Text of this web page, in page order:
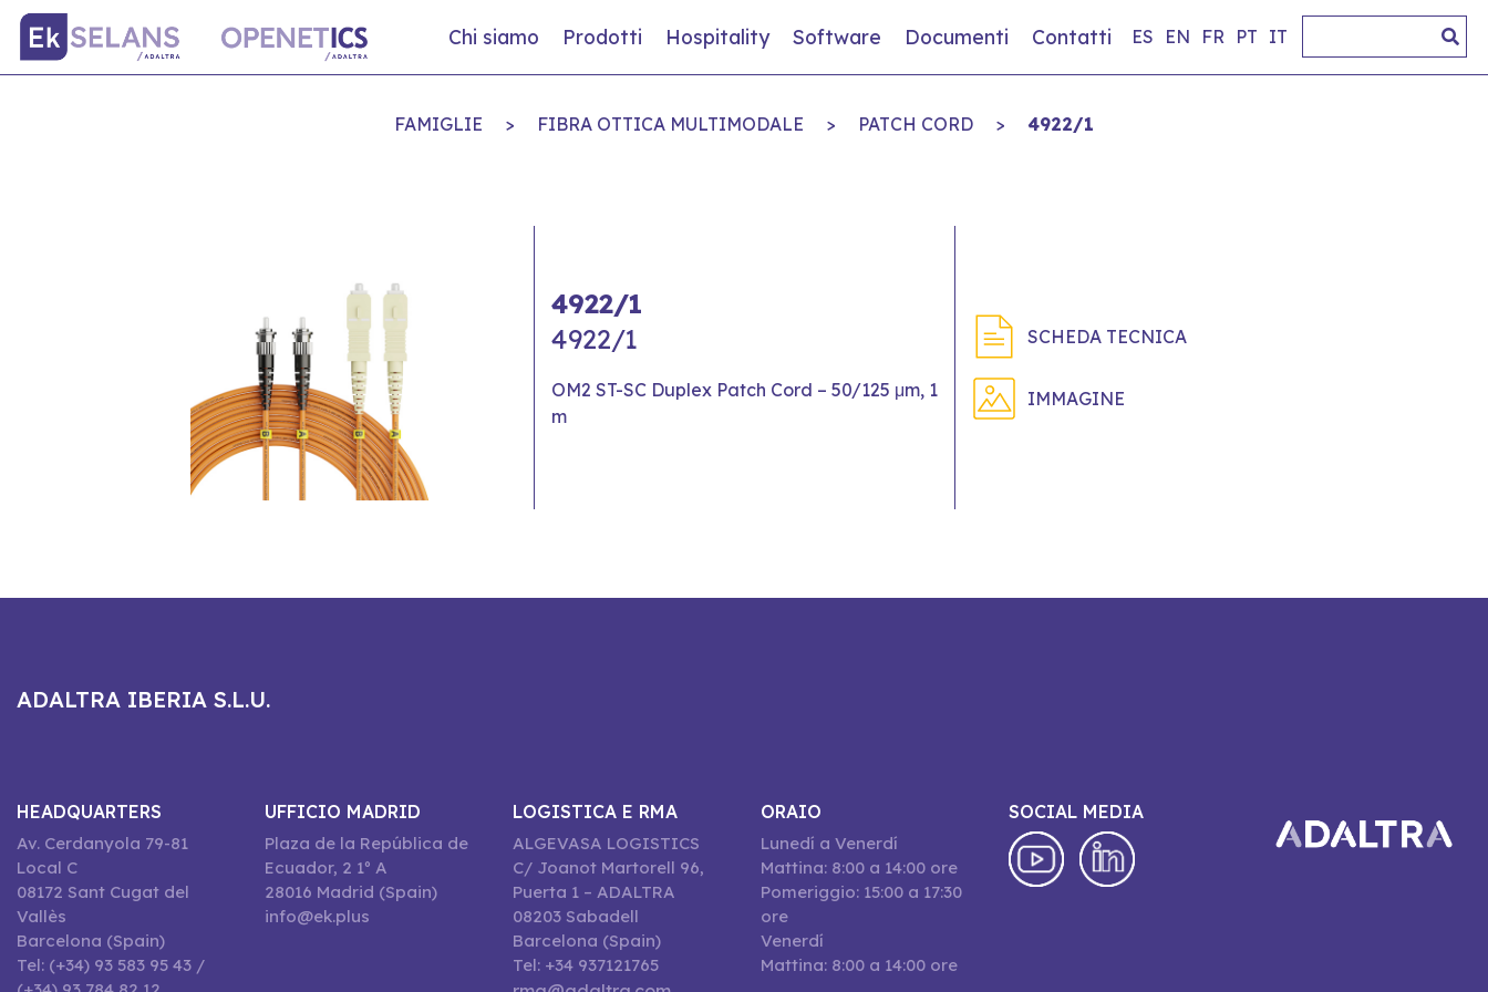
Chi siamo Prodotti Hospitality Software Documenti Contatti ES EN FR PT IT
FAMIGLIE > FIBRA OTTICA MULTIMODALE > PATCH CORD > 4922/1
4922/1
4922/1
OM2 ST-SC Duplex Patch Cord – 50/125 μm, 1
m
SCHEDA TECNICA
IMMAGINE
ADALTRA IBERIA S.L.U.
HEADQUARTERS
Av. Cerdanyola 79-81
Local C
08172 Sant Cugat del
Vallès
Barcelona (Spain)
Tel: (+34) 93 583 95 43 /
UFFICIO MADRID
Plaza de la República de
Ecuador, 2 1º A
28016 Madrid (Spain)
info@ek.plus
LOGISTICA E RMA
ALGEVASA LOGISTICS
C/ Joanot Martorell 96,
Puerta 1 – ADALTRA
08203 Sabadell
Barcelona (Spain)
Tel: +34 937121765
ORAIO
Lunedí a Venerdí
Mattina: 8:00 a 14:00 ore
Pomeriggio: 15:00 a 17:30
ore
Venerdí
Mattina: 8:00 a 14:00 ore
SOCIAL MEDIA